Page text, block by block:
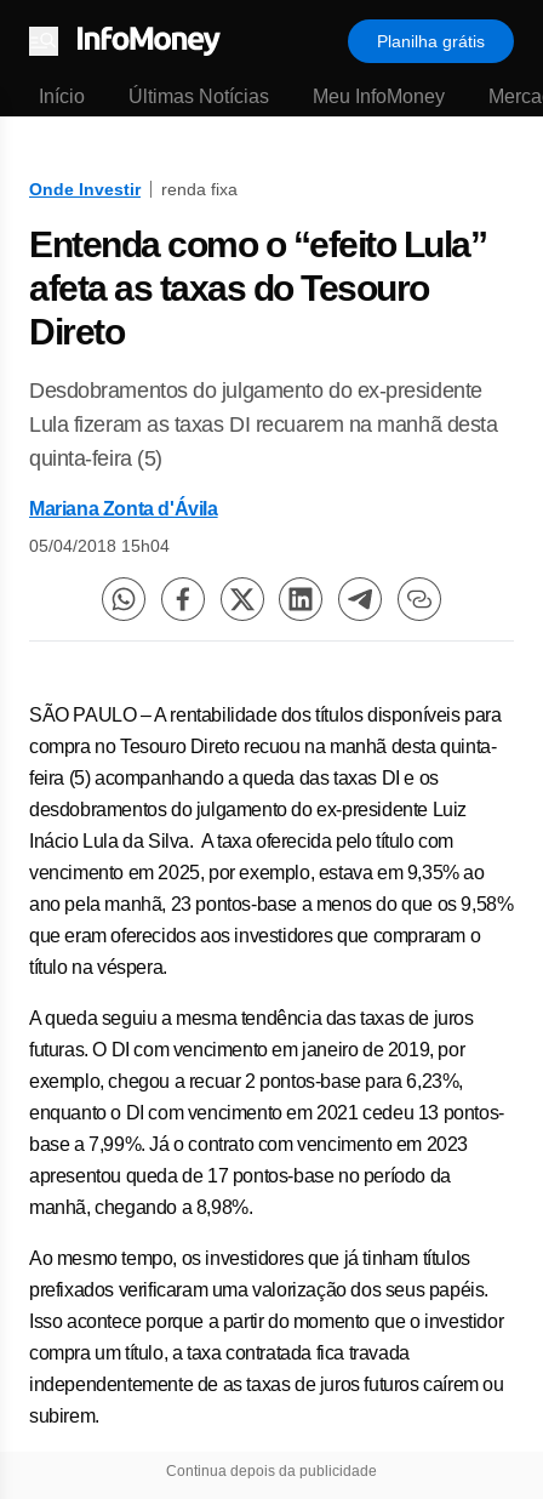
Menu
Planilha grátis
Início Últimas Notícias Meu InfoMoney
Onde Investir renda fixa
Entenda como o “efeito Lula”
afeta as taxas do Tesouro
Direto
Desdobramentos do julgamento do ex-presidente
Lula fizeram as taxas DI recuarem na manhã desta
quinta-feira (5)
Mariana Zonta d'Ávila
05/04/2018 15h04
SÃO PAULO – A rentabilidade dos títulos disponíveis para
compra no Tesouro Direto recuou na manhã desta quinta-
feira (5) acompanhando a queda das taxas DI e os
desdobramentos do julgamento do ex-presidente Luiz
Inácio Lula da Silva. A taxa oferecida pelo título com
vencimento em 2025, por exemplo, estava em 9,35% ao
ano pela manhã, 23 pontos-base a menos do que os 9,58%
que eram oferecidos aos investidores que compraram o
título na véspera.
A queda seguiu a mesma tendência das taxas de juros
futuras. O DI com vencimento em janeiro de 2019, por
exemplo, chegou a recuar 2 pontos-base para 6,23%,
enquanto o DI com vencimento em 2021 cedeu 13 pontos-
base a 7,99%. Já o contrato com vencimento em 2023
apresentou queda de 17 pontos-base no período da
manhã, chegando a 8,98%.
Ao mesmo tempo, os investidores que já tinham títulos
prefixados verificaram uma valorização dos seus papéis.
Isso acontece porque a partir do momento que o investidor
compra um título, a taxa contratada fica travada
independentemente de as taxas de juros futuros caírem ou
subirem.
Continua depois da publicidade